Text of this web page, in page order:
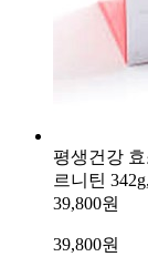
평생건강
르니틴
39,800원
39,800원